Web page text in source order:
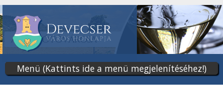
tartalomra
Menü (Kattints ide a menü megjelenítéséhez!)